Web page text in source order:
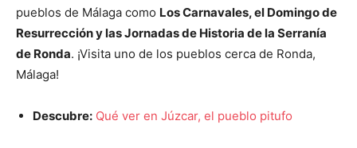
pueblos de Málaga como Los Carnavales, el Domingo de
Resurrección y las Jornadas de Historia de la Serranía
de Ronda. ¡Visita uno de los pueblos cerca de Ronda,
Málaga!
Descubre: Qué ver en Júzcar, el pueblo pitufo